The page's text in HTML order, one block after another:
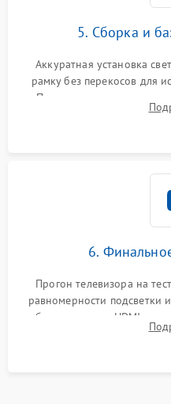
5. Сборка и
Аккуратная установка
рамку без перекосов для
Подключение внутренних
Сброс настроек и
6.
Прогон телевизора на
равномерности подсветки
работы разъемов HDMI,
в рабочем режиме в